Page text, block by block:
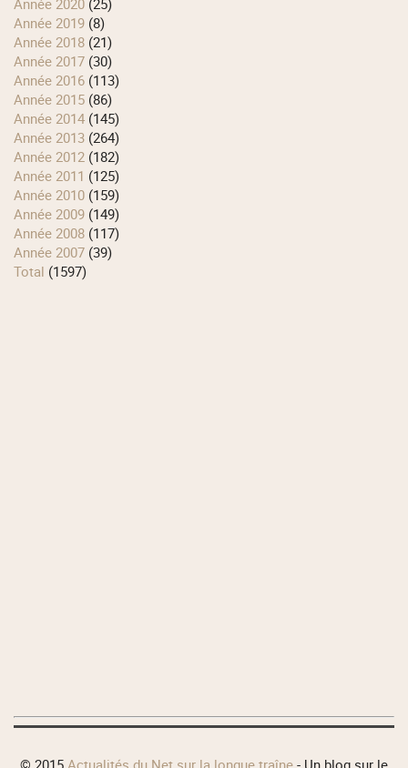
année 2019 (8)
année 2018 (21)
année 2017 (30)
année 2016 (113)
année 2015 (86)
année 2014 (145)
année 2013 (264)
année 2012 (182)
année 2011 (125)
année 2010 (159)
année 2009 (149)
année 2008 (117)
année 2007 (39)
total (1597)